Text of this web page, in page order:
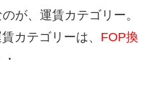
が、運賃カテゴリー。
カテゴリーは、 FOP換